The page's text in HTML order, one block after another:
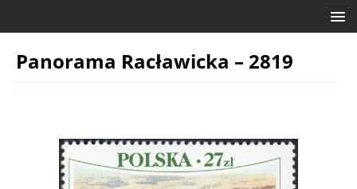
Panorama Racławicka – 2819